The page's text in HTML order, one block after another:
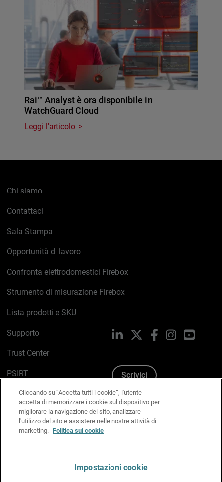
Rai™ Analyst è ora disponibile in
WatchGuard Cloud
Leggi l'articolo
Chi siamo
Contattaci
Sala Stampa
Opportunità di lavoro
Confronta elettrodomestici Firebox
Strumento di misurazione Firebox
Lista prodotti e SKU
Supporto
Trust Center
PSIRT
Politica sui cookie
Informativa sulla privacy
Kit Media & Brand
LinkedIn FacebookInstagram
Scrivici
Cliccando su “Accetta tutti i cookie”, l'utente
accetta di memorizzare i cookie sul dispositivo per
migliorare la navigazione del sito, analizzare
l'utilizzo del sito e assistere nelle nostre attività di
marketing. Politica sui cookie
Impostazioni cookie